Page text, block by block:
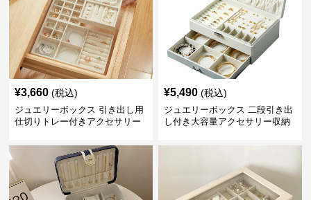
¥3,660 (税込)
ジュエリーボックス 引き出し用
仕切りトレー付きアクセサリー
¥5,490 (税込)
ジュエリーボックス 二段引き出
し付き大容量アクセサリー収納